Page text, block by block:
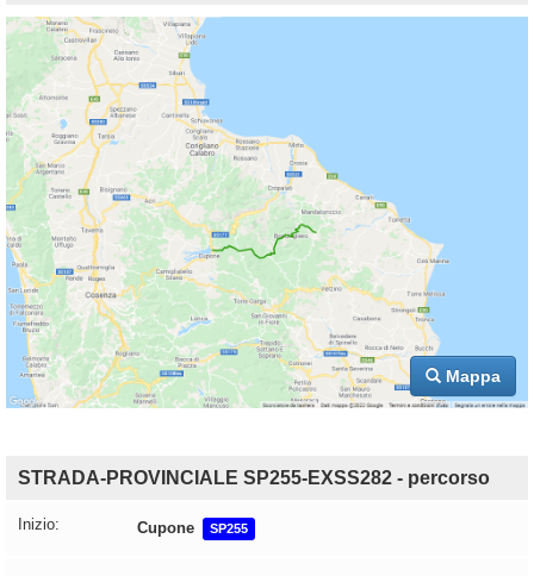
Mappa
STRADA-PROVINCIALE SP255-EXSS282 - percorso
Inizio: Cupone SP255